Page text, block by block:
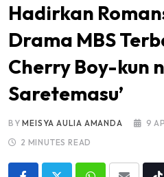
Hadirkan
Drama MBS
Cherry Boy-kun
Saretemasu’
BYMEISYA AULIA AMANDA
9
2 MINUTES READ